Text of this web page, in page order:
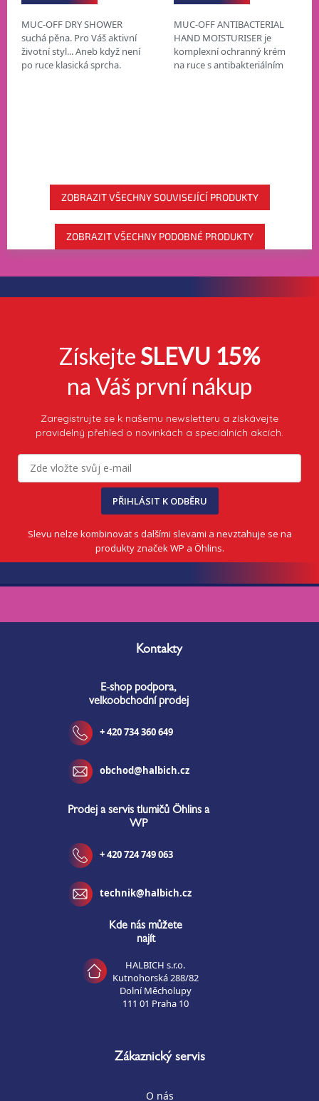
MUC-OFF DRY SHOWER
suchá pěna. Pro Váš aktivní
životní styl... Aneb když není
po ruce klasická sprcha.
MUC-OFF ANTIBACTERIAL
HAND MOISTURISER je
komplexní ochranný krém
na ruce s antibakteriálním
ZOBRAZIT VŠECHNY SOUVISEJÍCÍ PRODUKTY
ZOBRAZIT VŠECHNY PODOBNÉ PRODUKTY
Získejte SLEVU 15%
na Váš první nákup
Zaregistrujte se k našemu newsletteru a získávejte
pravidelný přehled o novinkách a speciálních akcích.
PŘIHLÁSIT K ODBĚRU
Slevu nelze kombinovat s dalšími slevami a nevztahuje se na
produkty značek WP a Öhlins.
Kontakty
E-shop podpora,
velkoobchodní prodej
+ 420 734 360 649
obchod@halbich.cz
Prodej a servis tlumičů Öhlins a
WP
+ 420 724 749 063
technik@halbich.cz
Kde nás můžete
najít
HALBICH s.r.o.
Kutnohorská 288/82
Dolní Měcholupy
111 01 Praha 10
Zákaznický servis
O nás